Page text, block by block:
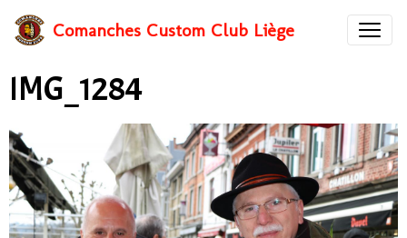
Comanches Custom Club Liège
IMG_1284